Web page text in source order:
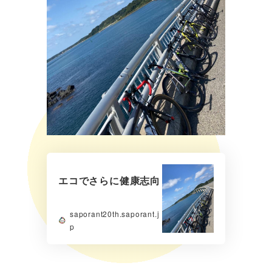
エコでさらに健康志向
saporant20th.saporant.j
p